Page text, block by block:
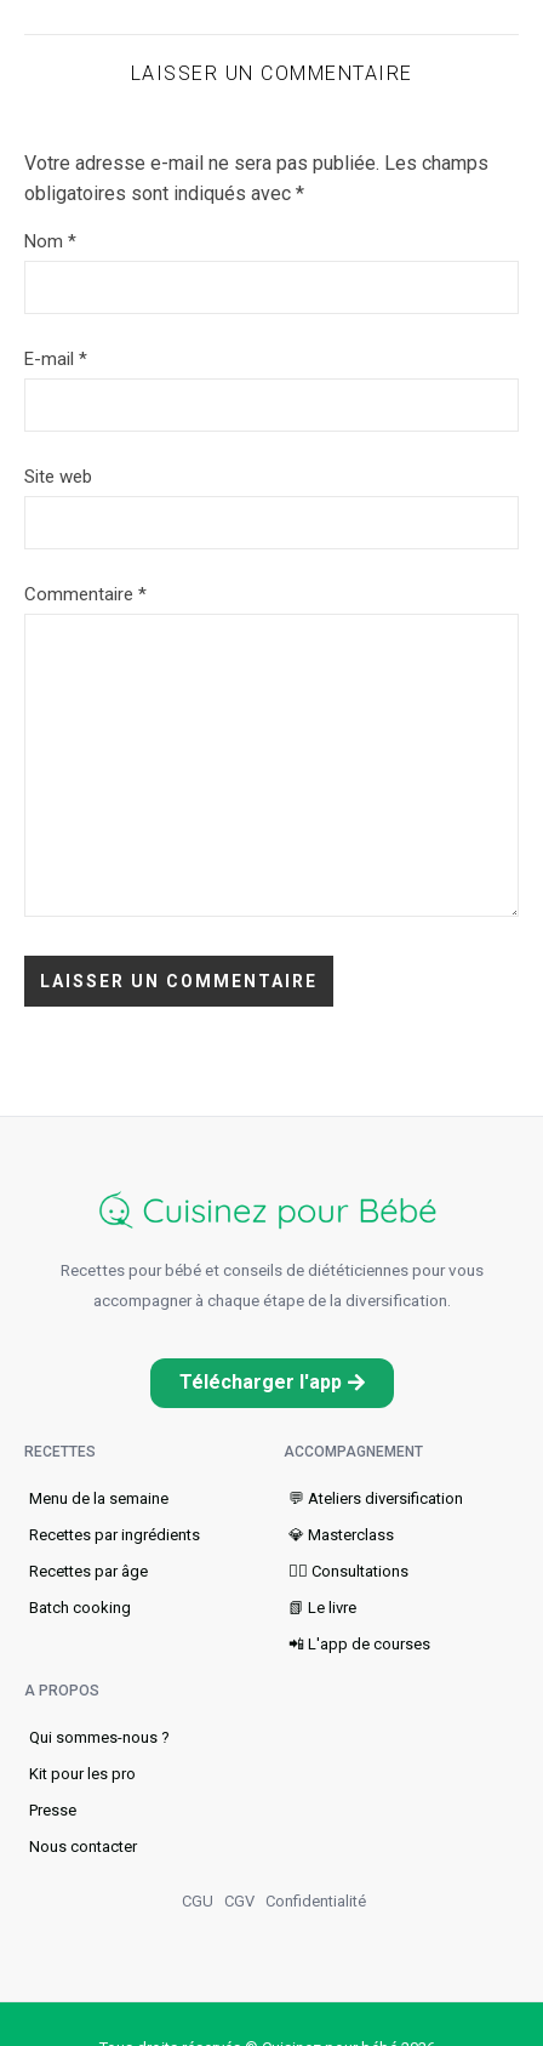
LAISSER UN COMMENTAIRE
Votre adresse e-mail ne sera pas publiée. Les champs
obligatoires sont indiqués avec *
Nom *
E-mail *
Site web
Commentaire *
Recettes pour bébé et conseils de diététiciennes pour vous
accompagner à chaque étape de la diversification.
Télécharger l'app
RECETTES
Menu de la semaine​
Recettes par ingrédients
Recettes par âge
Batch cooking
ACCOMPAGNEMENT
💬 Ateliers diversification
💎 Masterclass
👩‍⚕️ Consultations
📗 Le livre
📲 L'app de courses
A PROPOS
Qui sommes-nous ?
Kit pour les pro
Presse
Nous contacter
CGU CGV Confidentialité